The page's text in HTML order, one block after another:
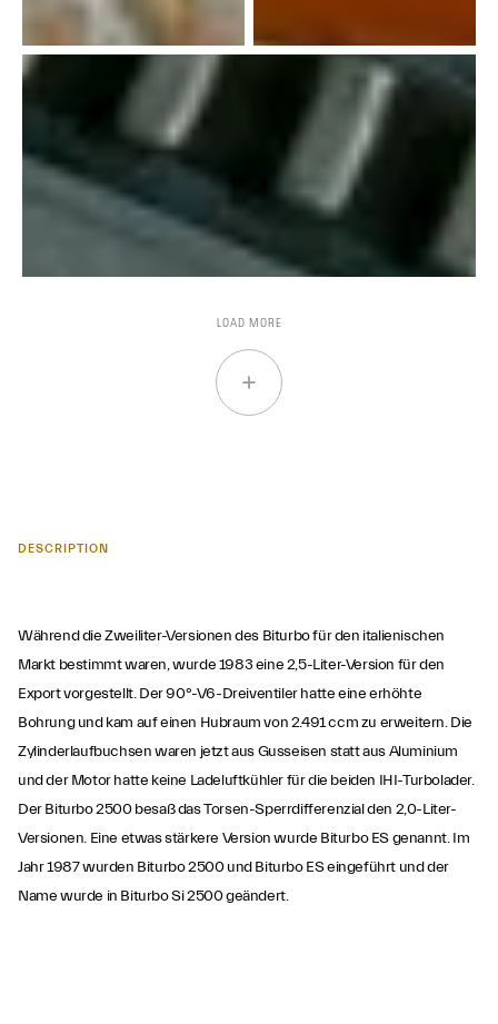
LOAD MORE
DESCRIPTION
Während die Zweiliter-Versionen des Biturbo für den italienischen
Markt bestimmt waren, wurde 1983 eine 2,5-Liter-Version für den
Export vorgestellt. Der 90°-V6-Dreiventiler hatte eine erhöhte
Bohrung und kam auf einen Hubraum von 2.491 ccm zu erweitern. Die
Zylinderlaufbuchsen waren jetzt aus Gusseisen statt aus Aluminium
und der Motor hatte keine Ladeluftkühler für die beiden IHI-Turbolader.
Der Biturbo 2500 besaß das Torsen-Sperrdifferenzial den 2,0-Liter-
Versionen. Eine etwas stärkere Version wurde Biturbo ES genannt. Im
Jahr 1987 wurden Biturbo 2500 und Biturbo ES eingeführt und der
Name wurde in Biturbo Si 2500 geändert.